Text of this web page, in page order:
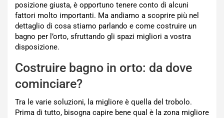
posizione giusta, è opportuno tenere conto di alcuni
fattori molto importanti. Ma andiamo a scoprire più nel
dettaglio di cosa stiamo parlando e come costruire un
bagno per l’orto, sfruttando gli spazi migliori a vostra
disposizione.
Costruire bagno in orto: da dove
cominciare?
Tra le varie soluzioni, la migliore è quella del trobolo.
Prima di tutto, bisogna capire bene qual è la zona migliore